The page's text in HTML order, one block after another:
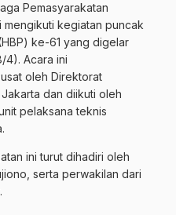
Pemasyarakatan
mengikuti kegiatan puncak
ke-61 yang digelar
4). Acara ini
oleh Direktorat
dan diikuti oleh
pelaksana teknis
ini turut dihadiri oleh
serta perwakilan dari